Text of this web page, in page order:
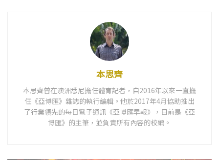
本思齊
本思齊曾在澳洲悉尼擔任體育記者，自2016年以來一直擔
任《亞博匯》雜誌的執行編輯。他於2017年4月協助推出
了行業領先的每日電子通訊《亞博匯早報》，目前是《亞
博匯》的主筆，並負責所有內容的校編。